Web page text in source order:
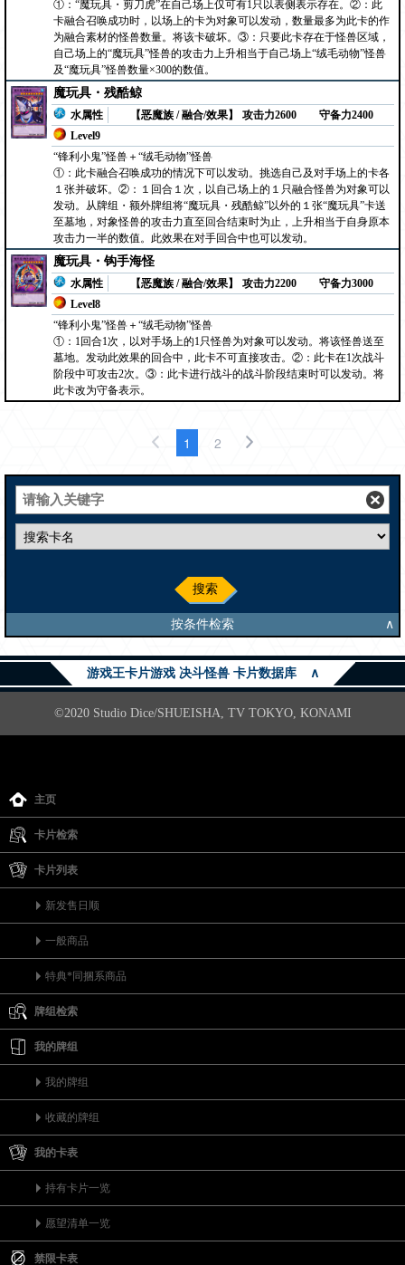
①：“魔玩具・剪刀虎”在自己场上仅可有1只以表侧表示存在。②：此
卡融合召唤成功时，以场上的卡为对象可以发动，数量最多为此卡的作
为融合素材的怪兽数量。将该卡破坏。③：只要此卡存在于怪兽区域，
自己场上的“魔玩具”怪兽的攻击力上升相当于自己场上“绒毛动物”怪兽
及“魔玩具”怪兽数量×300的数值。
魔玩具・残酷鲸
水属性
【恶魔族 / 融合/效果】
Level9
攻击力2600 守备力2400
“锋利小鬼”怪兽＋“绒毛动物”怪兽
①：此卡融合召唤成功的情况下可以发动。挑选自己及对手场上的卡各
１张并破坏。②：１回合１次，以自己场上的１只融合怪兽为对象可以
发动。从牌组・额外牌组将“魔玩具・残酷鲸”以外的１张“魔玩具”卡送
至墓地，对象怪兽的攻击力直至回合结束时为止，上升相当于自身原本
攻击力一半的数值。此效果在对手回合中也可以发动。
魔玩具・钩手海怪
水属性
【恶魔族 / 融合/效果】
Level8
攻击力2200 守备力3000
“锋利小鬼”怪兽＋“绒毛动物”怪兽
①：1回合1次，以对手场上的1只怪兽为对象可以发动。将该怪兽送至
墓地。发动此效果的回合中，此卡不可直接攻击。②：此卡在1次战斗
阶段中可攻击2次。③：此卡进行战斗的战斗阶段结束时可以发动。将
此卡改为守备表示。
1 2
搜索
按条件检索 ∧
游戏王卡片游戏 决斗怪兽 卡片数据库 ∧
©2020 Studio Dice/SHUEISHA, TV TOKYO, KONAMI
主页
卡片检索
卡片列表
新发售日顺
一般商品
特典*同捆系商品
牌组检索
我的牌组
我的牌组
收藏的牌组
我的卡表
持有卡片一览
愿望清单一览
禁限卡表